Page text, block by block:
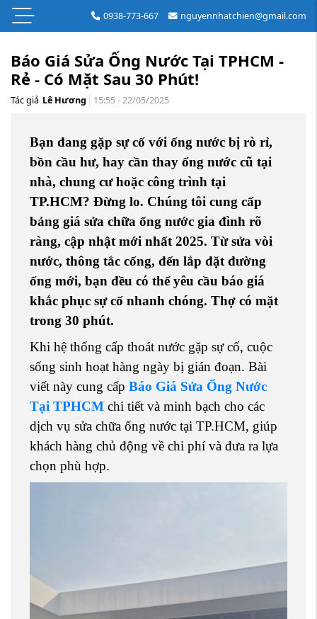
0938-773-667 nguyennhatchien@gmail.com
Báo Giá Sửa Ống Nước Tại TPHCM -
Rẻ - Có Mặt Sau 30 Phút!
Tác giả Lê Hương 15:55 - 22/05/2025
Bạn đang gặp sự cố với ống nước bị rò rỉ,
bồn cầu hư, hay cần thay ống nước cũ tại
nhà, chung cư hoặc công trình tại
TP.HCM? Đừng lo. Chúng tôi cung cấp
bảng giá sửa chữa ống nước gia đình rõ
ràng, cập nhật mới nhất 2025. Từ sửa vòi
nước, thông tắc cống, đến lắp đặt đường
ống mới, bạn đều có thể yêu cầu báo giá
khắc phục sự cố nhanh chóng. Thợ có mặt
trong 30 phút.
Khi hệ thống cấp thoát nước gặp sự cố, cuộc
sống sinh hoạt hàng ngày bị gián đoạn. Bài
viết này cung cấp Báo Giá Sửa Ống Nước
Tại TPHCM chi tiết và minh bạch cho các
dịch vụ sửa chữa ống nước tại TP.HCM, giúp
khách hàng chủ động về chi phí và đưa ra lựa
chọn phù hợp.